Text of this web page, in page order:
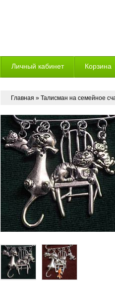
Личный кабинет Корзина
Главная » Талисман на семейное